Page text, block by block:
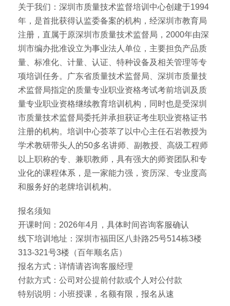
关于我们：深圳市质量技术监督培训中心创建于1994
年，是首批获得认监委备案的机构，经深圳市教育局
注册，直属于原深圳市质量技术监督局，2000年由深
圳市编办批准设立为事业法人单位，主要担负产品质
量、标准化、计量、认证、特种设备及相关管理等专
项培训任务。广东省质量技术监督局、深圳市质量技
术监督局指定的质量专业职业资格考试考前培训及质
量专业职业资格继续教育培训机构，同时也是受深圳
市质量技术监督局委托并承担获证考生职业资格证书
注册的机构。培训中心荟萃了以中心主任石岩教授为
学术教研带头人的50多名讲师、副教授、高级工程师
以上职称的专、兼职教师，具有强大的师资团队和专
业化的课程体系，是一家能力强，资历深、专业度高
和服务好的老牌培训机构。
报名须知
开课时间：2026年4月，具体时间咨询客服确认
线下培训地址：深圳市福田区八卦路25号514栋3楼
313-321号3楼（百年顺名店）
报名方式：详情请咨询客服经理
付款方式：公司对公提前付款或个人对公付款
特别说明：小班授课，名额有限，报名从速